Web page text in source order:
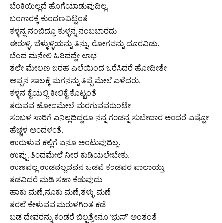
ಬೆ೦ಕಿಯಿಲ್ಲದೆ ಹೊಗೆಯಾಡುವುದಿಲ್ಲ.
ಬಂಗಾರಕ್ಕೆ ಕುಂದಣವಿಟ್ಟಂತೆ
ಕಳ್ಳನ್ನ ನಂಬಿದ್ರೂ ಕುಳ್ಳನ್ನ ನಂಬಬಾರದು
ಈರುಳ್ಳಿ, ಬೆಳ್ಳುಳ್ಳಿಯನ್ನು ತಿನ್ನು, ರೋಗವನ್ನು ದೂರವಿಡು.
ಬೆಂದ ಮನೇಲಿ ಹಿರಿದದ್ದೇ ಲಾಭ
ತಲೇ ಮೇಲಣ ಬರಹ ಎಲೆಯಿಂದ ಒರೆಸಿದರೆ ಹೋದೀತೇ
ಅಪ್ಪನ ಸಾಲಕ್ಕೆ ಮಗನನ್ನು ತಿಪ್ಪೆ ಮೇಲೆ ಎಳೆದರು.
ಕಳ್ಳನ ಕೈಯಲ್ಲಿ ಕೀಲಿಕೈ ಕೊಟ್ಟಂತೆ
ತರುವವ ಹೋದಮೇಲೆ ಮರಗುವವರುಂಟೇ
ಸ೦ಬಳ ಸಾರಿಗೆ ಏನಿಲ್ಲದಿದ್ದರೂ ನನ್ನ ಗ೦ಡನ್ನ ಸುಬೇದಾರ ಅ೦ದರೆ ಎಷ್ಟೋ
ಹೆಚ್ಚಳ ಅ೦ದಳ೦ತೆ.
ಉರುಳುವ ಕಲ್ಲಿಗೆ ಏನೂ ಅಂಟುವುದಿಲ್ಲ.
ಉಪ್ಪು ತಿ೦ದಮೇಲೆ ನೀರ ಕುಡಿಯಲೇಬೇಕು.
ಉಣವಲ್ಲ ಉಡವಲ್ಲದವನ ಒಡವೆ ಕಂಡವರ ಪಾಲಾಯ್ತು
ತಡವಿದರೆ ಮಡಿ ಸಹಾ ಕೆಡುವುದು
ಹಾಕು ಮಣೆ,ನೂಕು ಮಣೆ,ತಳ್ಳು ಮಣೆ
ತರಲೆ ಕೇಳುವವ ಮರುಳಗಿಂತ ಕಡೆ
ಬಡ ದೇವರನ್ನು ಕಂಡರೆ ಬಿಲ್ಪತ್ರೇನೂ ’ಭುಸ್’ ಅಂತಂತೆ